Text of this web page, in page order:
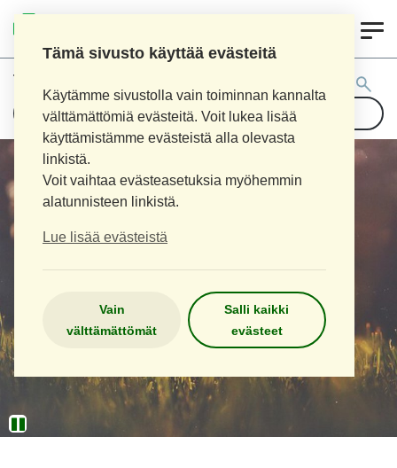
Tämä sivusto käyttää evästeitä
Käytämme sivustolla vain toiminnan kannalta
välttämättömiä evästeitä. Voit lukea lisää
käyttämistämme evästeistä alla olevasta
linkistä.
Voit vaihtaa evästeasetuksia myöhemmin
alatunnisteen linkistä.
Lue lisää evästeistä
Vain
välttämättömät
Salli kaikki
evästeet
Tuotehaku: